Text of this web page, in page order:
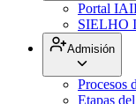
Portal
SIELHO
Admisión
Procesos
Etapas